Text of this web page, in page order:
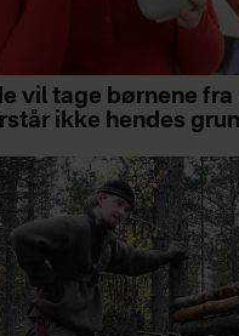
vil tage børnene fra
ikke hendes